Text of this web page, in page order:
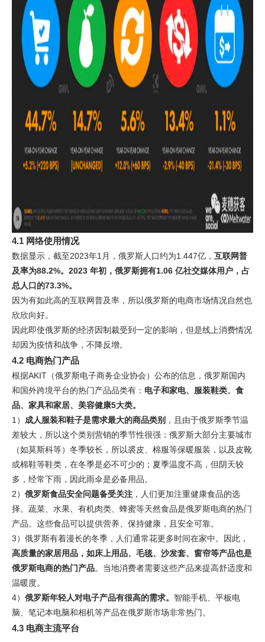
4.1 网络使用情况
数据显示，截至2023年1月，俄罗斯人口约为1.447亿， 互联网普
及率为88.2%。2023 年初，俄罗斯拥有1.06 亿社交媒体用户，占
总人口的73.3%。
因为有如此高的互联网普及率，所以俄罗斯的电商市场情况自然也
欣欣向好。
因此即使俄罗斯的经济因制裁受到一定的影响，但是线上消费情况
却因为疫情和战争，不降反增。
4.2 电商热门产品
根据AKIT（俄罗斯电子商务企业协会）公布的信息，俄罗斯国内
和国外跨境平台的热门产品品类有： 电子和家电、服装鞋类、食
品、家具和家居、美容健康5大类。
1） 成人服装和鞋子是需求最大的商品类别 ，且由于俄罗斯季节温
差较大，所以这个类别营销的季节性很强：俄罗斯大部分主要城市
（如莫斯科等）冬季较长，所以裘皮、棉服等保暖服装，以及皮靴
或棉鞋等鞋类，在冬季是必不可少的；夏季温度不高，但阴天较
多，经常下雨，因此雨伞是必备用品。
2） 俄罗斯食品安全问题备受关注 ，人们更加注重健康食品的选
择。蔬菜、水果、有机肉类、蜂蜜等天然食品是俄罗斯电商的热门
产品。这些食品可以提供营养、保持健康，且安全可靠。
3）俄罗斯有着漫长的冬季，人们通常花更多时间在家中。因此，
高质量的家居用品，如床上用品、毛毯、沙发套、窗帘等产品也是
俄罗斯电商的热门产品。当地消费者需要这些产品来提高舒适度和
温暖度。
4） 俄罗斯年轻人对电子产品有很高的需求。 智能手机、平板电
脑、笔记本电脑和相机等产品在俄罗斯市场非常热门。
4.3 电商主流平台